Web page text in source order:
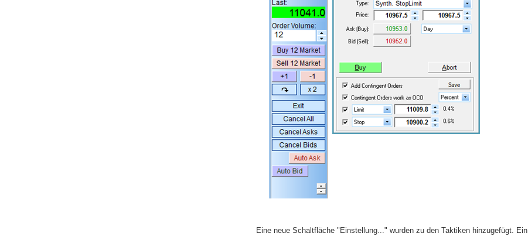
Eine neue Schaltfläche "Einstellung..." wurden zu den Taktiken hinzugefügt. Ein